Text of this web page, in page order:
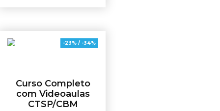
-23% / -34%
Curso Completo
com Videoaulas
CTSP/CBM